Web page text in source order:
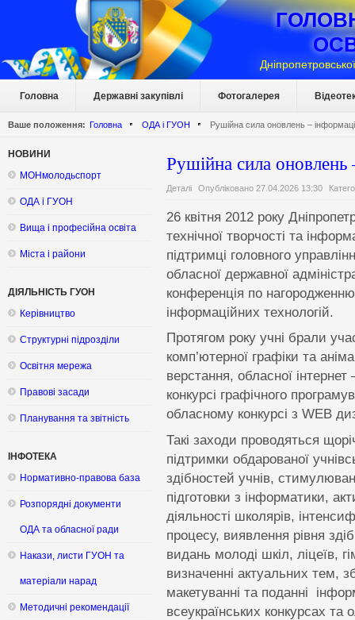
Головна Державні закупівлі Фотогалерея
Ваше положення: Головна ОДА і ГУОН Рушійна сила оновлень –
НОВИНИ
МОНмолодьспорт
ОДА і ГУОН
Вища і професійна освіта
Міста і райони
ДІЯЛЬНІСТЬ ГУОН
Керівництво
Структурні підрозділи
Освітня мережа
Правові засади
Планування та звітність
ІНФОТЕКА
Нормативно-правова база
Розпорядні документи
ОДА та обласної ради
Накази, листи ГУОН та
матеріали нарад
Методичні рекомендації
Рушійна сила оновлень
Деталі Опубліковано 27.04.2026 13:30
26 квітня 2012 року
технічної творчості та
підтримці головного
обласної державної
конференція по
інформаційних технологій.
Протягом року учні брали
комп’ютерної графіки та
верстання, обласної
конкурсі графічного
обласному конкурсі з WEB
Такі заходи проводяться
підтримки обдарованої
здібностей учнів,
підготовки з інформатики,
діяльності школярів,
процесу, виявлення рівня
видань молоді шкіл, ліцеїв,
визначенні актуальних тем,
макетуванні та поданні
всеукраїнських конкурсах та